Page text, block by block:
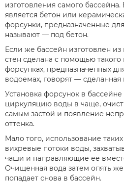
изготовления самого
является бетон или
форсунки, предназначенные
называют — под бетон.
Если же бассейн изготовлен
стен сделана с помощью такого
форсунках, предназначенных
водоемах, говорят — сделанная
Установка форсунок в
циркуляцию воды в чаще,
самым застой и появление
оттенка.
Мало того, использование
вихревые потоки воды,
чаши и направляющие ее
Очищенная вода затем опять
попадает снова в бассейн.